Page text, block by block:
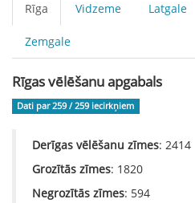
Rīga Vidzeme Latgale
Zemgale
Rīgas vēlēšanu apgabals
Dati par 259 / 259 iecirkņiem
Derīgas vēlēšanu zīmes: 2414
Grozītās zīmes: 1820
Negrozītās zīmes: 594